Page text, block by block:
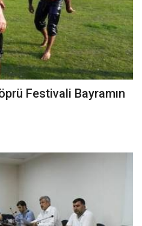
Festivali Bayramın